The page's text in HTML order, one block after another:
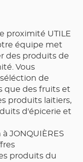
proximité UTILE
équipe met
des produits de
Vous
de
que des fruits et
produits laitiers,
d'épicerie et
JONQUIÈRES
produits du